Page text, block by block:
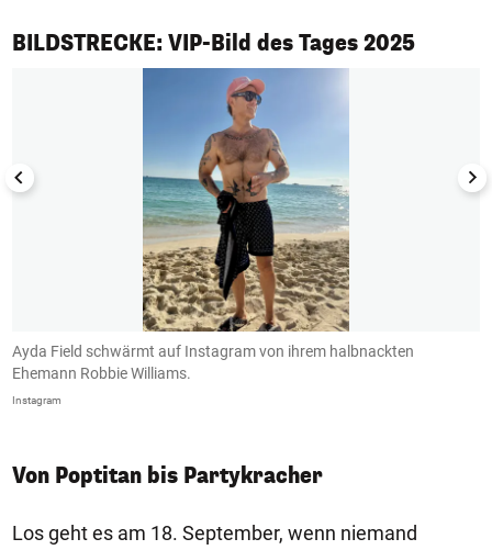
BILDSTRECKE: VIP-Bild des Tages 2025
1/50
Ayda Field schwärmt auf Instagram von ihrem halbnackten
Ehemann Robbie Williams.
Instagram
Von Poptitan bis Partykracher
Los geht es am 18. September, wenn niemand